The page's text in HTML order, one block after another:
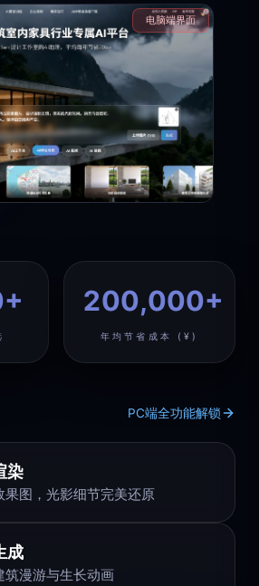
电脑端界面
200,000+
年均节省成本 (¥)
PC端全功能解锁
染
果图，光影细节完美还原
成
筑漫游与生长动画